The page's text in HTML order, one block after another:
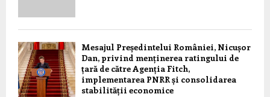
Mesajul Președintelui României, Nicușor
Dan, privind menținerea ratingului de
țară de către Agenția Fitch,
implementarea PNRR și consolidarea
stabilității economice